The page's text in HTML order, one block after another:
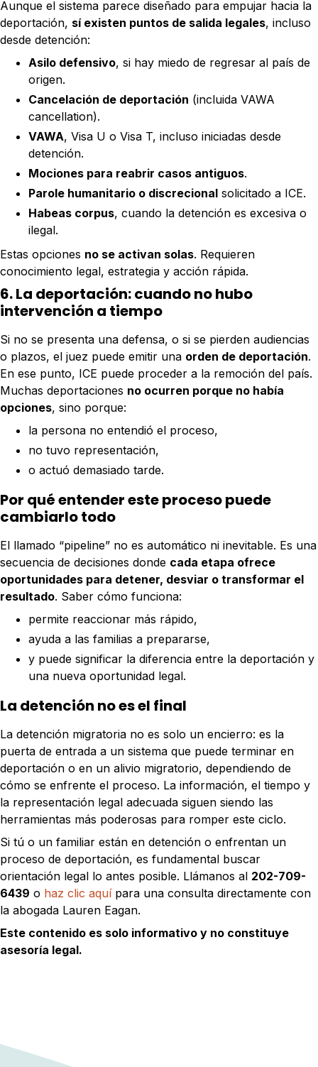
Aunque el sistema parece diseñado para empujar hacia la
deportación, sí existen puntos de salida legales, incluso
desde detención:
Asilo defensivo, si hay miedo de regresar al país de
origen.
Cancelación de deportación (incluida VAWA
cancellation).
VAWA, Visa U o Visa T, incluso iniciadas desde
detención.
Mociones para reabrir casos antiguos.
Parole humanitario o discrecional solicitado a ICE.
Habeas corpus, cuando la detención es excesiva o
ilegal.
Estas opciones no se activan solas. Requieren
conocimiento legal, estrategia y acción rápida.
6. La deportación: cuando no hubo
intervención a tiempo
Si no se presenta una defensa, o si se pierden audiencias
o plazos, el juez puede emitir una orden de deportación.
En ese punto, ICE puede proceder a la remoción del país.
Muchas deportaciones no ocurren porque no había
opciones, sino porque:
la persona no entendió el proceso,
no tuvo representación,
o actuó demasiado tarde.
Por qué entender este proceso puede
cambiarlo todo
El llamado “pipeline” no es automático ni inevitable. Es una
secuencia de decisiones donde cada etapa ofrece
oportunidades para detener, desviar o transformar el
resultado. Saber cómo funciona:
permite reaccionar más rápido,
ayuda a las familias a prepararse,
y puede significar la diferencia entre la deportación y
una nueva oportunidad legal.
La detención no es el final
La detención migratoria no es solo un encierro: es la
puerta de entrada a un sistema que puede terminar en
deportación o en un alivio migratorio, dependiendo de
cómo se enfrente el proceso. La información, el tiempo y
la representación legal adecuada siguen siendo las
herramientas más poderosas para romper este ciclo.
Si tú o un familiar están en detención o enfrentan un
proceso de deportación, es fundamental buscar
orientación legal lo antes posible. Llámanos al 202-709-
6439 o haz clic aquípara una consulta directamente con
la abogada Lauren Eagan.
Este contenido es solo informativo y no constituye
asesoría legal.